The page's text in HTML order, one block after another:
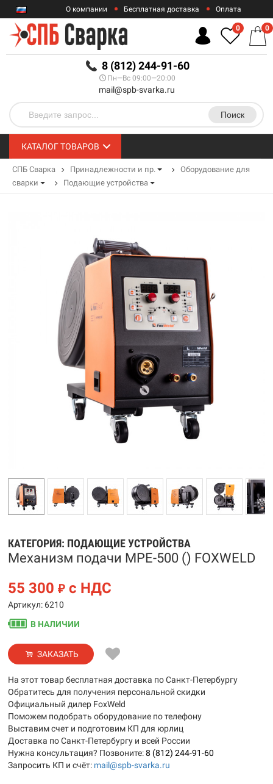
RUB
О компании Бесплатная доставка Оплата
Гарантии
8 (812) 244-91-60
Пн—Вс 09:00—20:00
mail@spb-svarka.ru
Поиск
0 0
КАТАЛОГ ТОВАРОВ
СПБ Сварка Принадлежности и пр.
Оборудование для
сварки
Подающие устройства
КАТЕГОРИЯ: ПОДАЮЩИЕ УСТРОЙСТВА
Механизм подачи MPE-500 () FOXWELD
55 300 ₽ с НДС
Артикул: 6210
В НАЛИЧИИ
ЗАКАЗАТЬ
На этот товар бесплатная доставка по Санкт-Петербургу
Обратитесь для получения персональной скидки
Официальный дилер FoxWeld
Поможем подобрать оборудование по телефону
Выставим счет и подготовим КП для юрлиц
Доставка по Санкт-Петербургу и всей России
Нужна консультация? Позвоните:8 (812) 244-91-60
Запросить КП и счёт: mail@spb-svarka.ru